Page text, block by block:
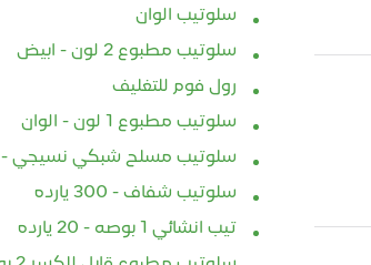
سلوتيب الوان
سلوتيب مطبوع 2 لون - ابيض
رول فوم للتغليف
سلوتيب مطبوع 1 لون - الوان
سلوتيب مسلح شبكي نسيجي - 2.4 سم
سلوتيب شفاف - 300 يارده
تيب انشائي 1 بوصه - 20 يارده